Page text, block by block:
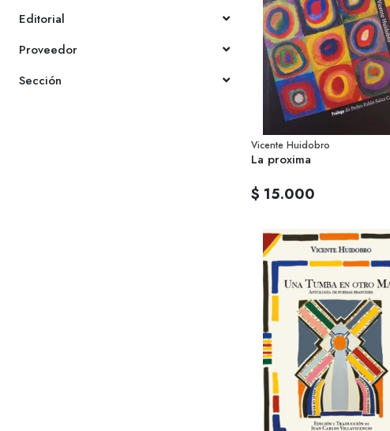
Editorial
Proveedor
Sección
Vicente Huidobro
La proxima
$ 15.000